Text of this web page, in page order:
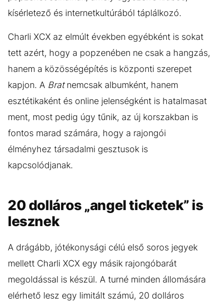
kísérletező és internetkultúrából táplálkozó.
Charli XCX az elmúlt években egyébként is sokat
tett azért, hogy a popzenében ne csak a hangzás,
hanem a közösségépítés is központi szerepet
kapjon. A Bratnemcsak albumként, hanem
esztétikaként és online jelenségként is hatalmasat
ment, most pedig úgy tűnik, az új korszakban is
fontos marad számára, hogy a rajongói
élményhez társadalmi gesztusok is
kapcsolódjanak.
20 dolláros „angel ticketek” is
lesznek
A drágább, jótékonysági célú első soros jegyek
mellett Charli XCX egy másik rajongóbarát
megoldással is készül. A turné minden állomására
elérhető lesz egy limitált számú, 20 dolláros